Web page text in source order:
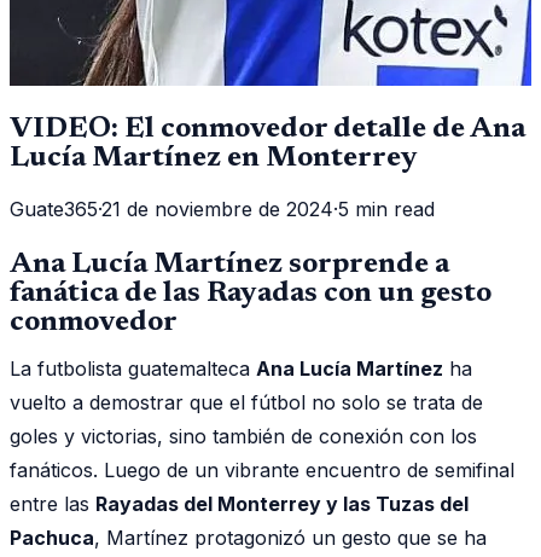
VIDEO: El conmovedor detalle de Ana
Lucía Martínez en Monterrey
Guate365·21 de noviembre de 2024·5 min read
Ana Lucía Martínez sorprende a
fanática de las Rayadas con un gesto
conmovedor
La futbolista guatemalteca Ana Lucía Martínez ha
vuelto a demostrar que el fútbol no solo se trata de
goles y victorias, sino también de conexión con los
fanáticos. Luego de un vibrante encuentro de semifinal
entre las Rayadas del Monterrey y las Tuzas del
Pachuca, Martínez protagonizó un gesto que se ha